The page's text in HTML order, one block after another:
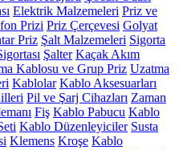
Elektrik Malzemeleri Priz ve
Prizi Priz Çerçevesi Golyat
Priz Şalt Malzemeleri Sigorta
Şalter Kaçak Akım
Kablosu ve Grup Priz Uzatma
Kablolar Kablo Aksesuarları
Pil ve Şarj Cihazları Zaman
Fiş Kablo Pabucu Kablo
Kablo Düzenleyiciler Susta
Klemens Kroşe Kablo